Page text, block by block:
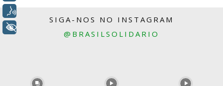
SIGA-NOS NO INSTAGRAM
@BRASILSOLIDARIO